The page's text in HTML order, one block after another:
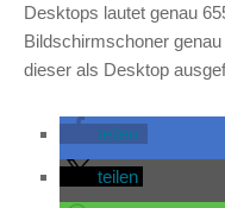
Desktops lautet genau
Bildschirmschoner
dieser als Desktop
teilen
teilen